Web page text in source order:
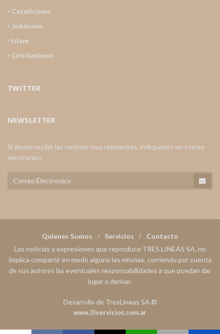
Catolicismo
Judaismo
Islam
Cristianismo
TWITTER
NEWSLETTER
Si desea recibir las noticias mas relevantes, indiquenos un correo
electronico
Quienes Somos Servicios
Contacto
Las noticias y expresiones que reproduce TRES LINEAS SA, no
implica compartir en modo alguno las mismas, corriendo por cuenta
de sus autores las eventuales responsabilidades a que puedan dar
lugar o derivar.
Desarrollo de TresLineas SA.©
www.3lservicios.com.ar